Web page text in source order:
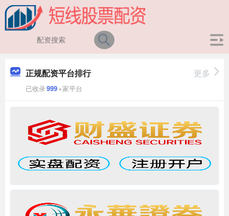
正规配资平台排行
已收录999+家平台
更多